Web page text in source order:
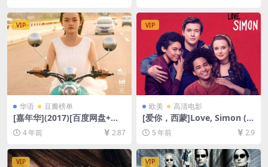
B][中文字幕][视频文件+防和
谐加密压缩包]
VIP
华语 豆瓣榜单
[嘉年华](2017)[百度网盘+迅
雷云盘资源1080P超清未删减]
[MP4/GB][中英字幕]
4 年前 2.87
VIP
欧美 高清电影
[爱你，西蒙]Love, Simon (2
018)[百度网盘+迅雷云盘资源
1080P超清未删减][MP4/7.0G
B][中英字幕]
5 年前 2.9
VIP VIP